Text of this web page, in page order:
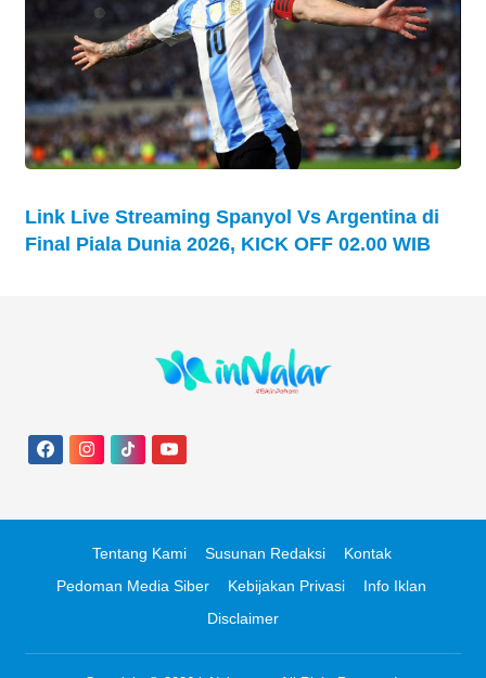
Link Live Streaming Spanyol Vs Argentina di
Final Piala Dunia 2026, KICK OFF 02.00 WIB
Tentang Kami Susunan Redaksi
Kontak
Pedoman Media Siber
Kebijakan Privasi
Info Iklan
Disclaimer